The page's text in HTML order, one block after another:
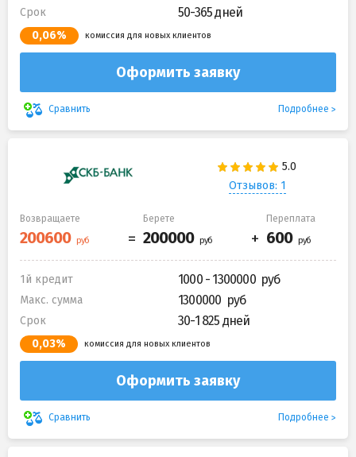
Срок 50-365 дней
0,06% комиссия для новых клиентов
Оформить заявку
Сравнить Подробнее
Отзывов: 1
Возвращаете Берете Переплата
1й кредит 1000 - 1300000
Макс. сумма 1300000
Срок 30-1 825 дней
0,03% комиссия для новых клиентов
Оформить заявку
Сравнить Подробнее